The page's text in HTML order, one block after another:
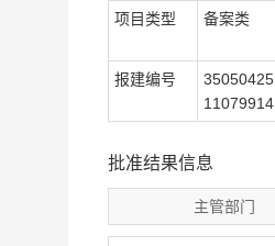
项目类型 备案类
报建编号
35050425
11079914
批准结果信息
主管部门